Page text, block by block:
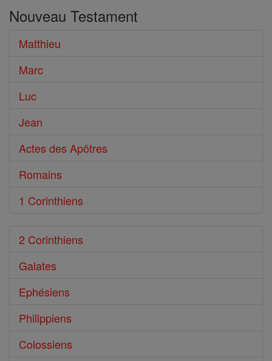
le
Bible
Nouveau Testament
Matthieu
Marc
Luc
Jean
Actes des Apôtres
Romains
1 Corinthiens
2 Corinthiens
Galates
Ephésiens
Philippiens
Colossiens